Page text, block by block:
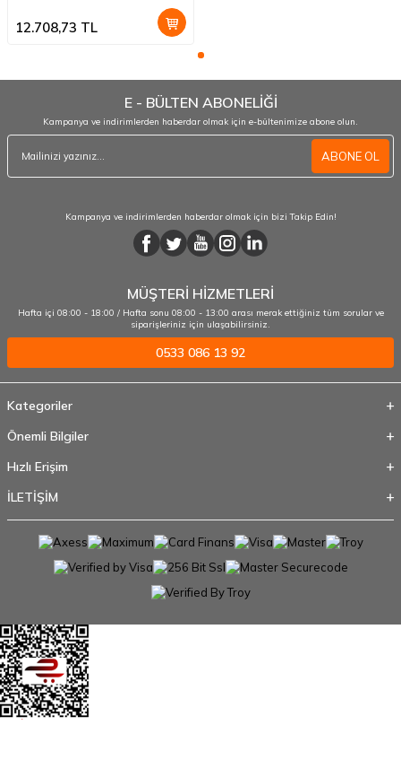
12.708,73 TL
E - BÜLTEN ABONELİĞİ
Kampanya ve indirimlerden haberdar olmak için e-bültenimize abone olun.
ABONE OL
Kampanya ve indirimlerden haberdar olmak için bizi Takip Edin!
MÜŞTERİ HİZMETLERİ
Hafta içi 08:00 - 18:00 / Hafta sonu 08:00 - 13:00 arası merak ettiğiniz tüm sorular ve
siparişleriniz için ulaşabilirsiniz.
0533 086 13 92
Kategoriler
Önemli Bilgiler
Hızlı Erişim
İLETİŞİM